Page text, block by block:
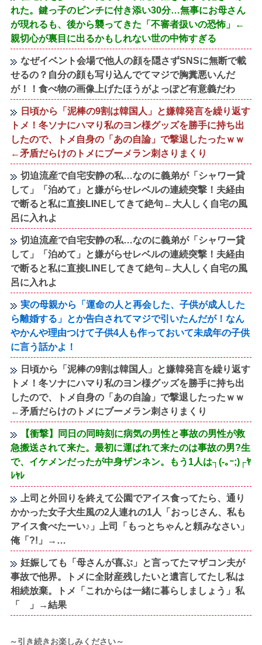
れた。鍵っ子のピンチに付き添い30分…無事にお母さん
が現れるも、後から襲ってきた「不審者扱いの恐怖」←
親切心が裏目に出るかもしれない世の中怖すぎる
なぜイベント会場で他人の顔を隠さずSNSに無断で載
せるの？自分の顔も写り込んでてマジで胸糞悪いんだ
が！！食べ物の画像上げたほうがよっぽど有意義だわ
日頃から「泥棒の9割は韓国人」と嫌韓発言を繰り返す
トメ！冬ソナにハマり私のヨン様グッズを勝手に持ち出
したので、トメ自身の「あの自論」で撃退したったｗｗ
←矛盾だらけのトメにブーメラン刺さりまくり
切迫流産で自宅安静の私…なのに義弟が「シャワー貸
して」「泊めて」と嫌がらせレベルの連続突撃！夫経由
で断ると私に直接LINEしてきて絶句←大人しく自宅の風
呂に入れよ
切迫流産で自宅安静の私…なのに義弟が「シャワー貸
して」「泊めて」と嫌がらせレベルの連続突撃！夫経由
で断ると私に直接LINEしてきて絶句←大人しく自宅の風
呂に入れよ
実の母親から「運命の人と再会した、子供が成人した
ら離婚する」とか告白されてマジで引いたんだが！なん
やかんや理由つけて子供4人も作っておいて未成年の子供
に言う話かよ！
日頃から「泥棒の9割は韓国人」と嫌韓発言を繰り返す
トメ！冬ソナにハマり私のヨン様グッズを勝手に持ち出
したので、トメ自身の「あの自論」で撃退したったｗｗ
←矛盾だらけのトメにブーメラン刺さりまくり
【衝撃】同日の同時刻に病気の男性と事故の男性が救
急搬送されて来た。最初に運ばれて来たのは事故の男?生
で、イケメンだったが中身ザンネン。もう1人は┐(-｡ｰ;)┌ﾔ
ﾚﾔﾚ
上司と外回りを終えて公園でアイス食ってたら、通り
かかった女子大生風の2人連れの1人「おっじさん、私も
アイス食べたーい♪」上司「もっとちゃんと頼みなさい」
俺「?!」→…
妊娠しても「母さんが喜ぶ」と言ってたマザコン夫が
事故で他界。トメに全財産残したいと遺言してたし私は
相続放棄。トメ「これからは一緒に暮らしましょう」私
「 」→結果
～引き続きお楽しみください～